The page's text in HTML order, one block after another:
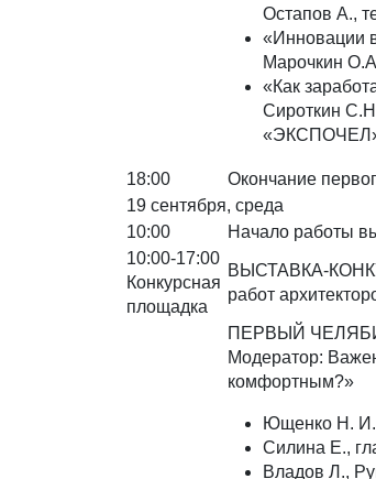
Остапов А.,
«Инновации
Марочкин
«Как
Сироткин
18:00
Окончание
19 сентября, среда
10:00
Начало работы
10:00-17:00
Конкурсная
площадка
ВЫСТАВКА-
работ
ПЕРВЫЙ
Модератор:
комфортным?»
Ющенко Н. И.,
Силина Е.,
Владов Л.,